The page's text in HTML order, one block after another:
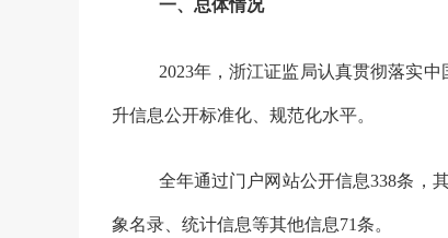
一、总体情况
2023年，浙江证监局认真贯彻落实
升信息公开标准化、规范化水平。
全年通过门户网站公开信息338条，
象名录、统计信息等其他信息71条。